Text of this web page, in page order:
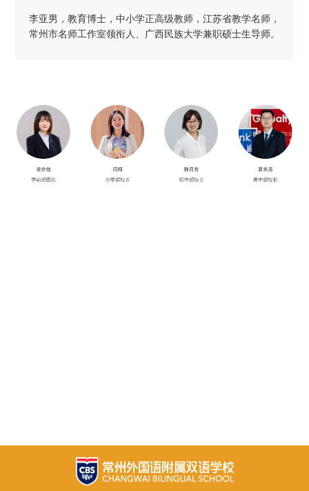
李亚男，教育博士，中小学正高级教师，江苏省教学名师，
常州市名师工作室领衔人、广西民族大学兼职硕士生导师。